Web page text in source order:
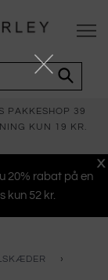
PAKKESHOP 39
KUN 19 KR.
X
20% rabat på en
kun 52 kr.
›